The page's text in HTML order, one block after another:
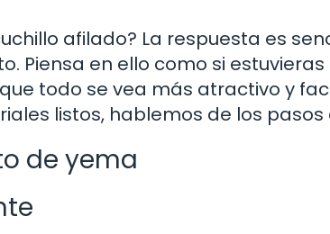
afilado? La respuesta es
Piensa en ello como si
todo se vea más atractivo y
listos, hablemos de los pasos
de yema